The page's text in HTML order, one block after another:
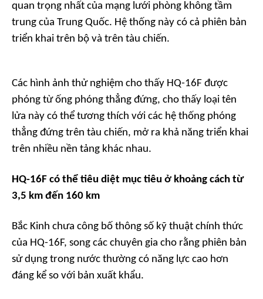
quan trọng nhất của mạng lưới phòng không tầm
trung của Trung Quốc. Hệ thống này có cả phiên bản
triển khai trên bộ và trên tàu chiến.
Các hình ảnh thử nghiệm cho thấy HQ-16F được
phóng từ ống phóng thẳng đứng, cho thấy loại tên
lửa này có thể tương thích với các hệ thống phóng
thẳng đứng trên tàu chiến, mở ra khả năng triển khai
trên nhiều nền tảng khác nhau.
HQ-16F có thể tiêu diệt mục tiêu ở khoảng cách từ
3,5 km đến 160 km
Bắc Kinh chưa công bố thông số kỹ thuật chính thức
của HQ-16F, song các chuyên gia cho rằng phiên bản
sử dụng trong nước thường có năng lực cao hơn
đáng kể so với bản xuất khẩu.